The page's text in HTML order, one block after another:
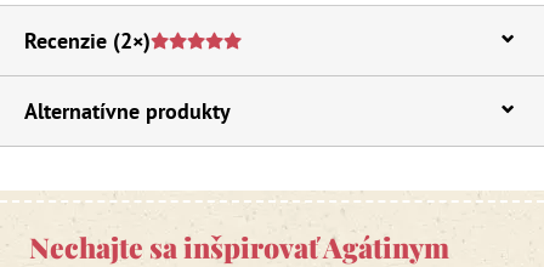
Recenzie (2×)
Alternatívne produkty
Nechajte sa inšpirovať Agátinym